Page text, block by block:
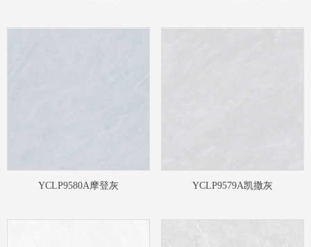
YCLP9580A摩登灰 YCLP9579A凯撒灰